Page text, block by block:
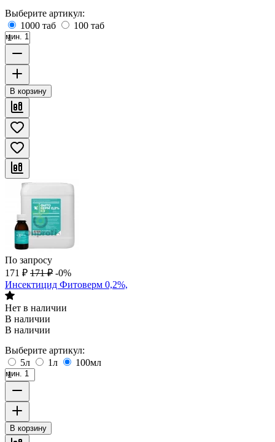
Выберите артикул:
1000 таб
100 таб
мин. 1
В корзину
По запросу
171 ₽ 171 ₽ -0%
Инсектицид Фитоверм 0,2%,
Нет в наличии
В наличии
В наличии
Выберите артикул:
5л
1л 100мл
мин. 1
В корзину